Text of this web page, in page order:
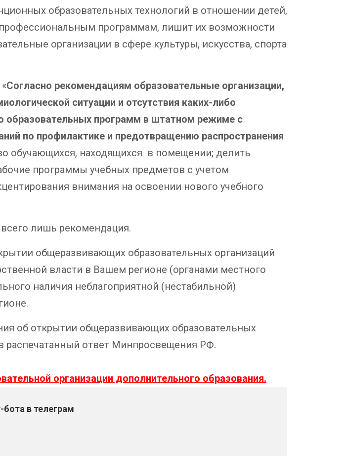
образовательных технологий в отношении детей,
программам, лишит их возможности
организации в сфере культуры, искусства, спорта
«Согласно рекомендациям образовательные организации,
ситуации и отсутствия каких-либо
образовательных программ в штатном режиме с
по профилактике и предотвращению распространения
обучающихся, находящихся в помещении; делить
программы учебных предметов с учетом
внимания на освоении нового учебного
лишь рекомендация.
общеразвивающих образовательных организаций
власти в Вашем регионе (органами местного
наличия неблагоприятной (нестабильной)
об открытии общеразвивающих образовательных
распечатанный ответ Минпросвещения РФ.
организации дополнительного образования.
в телеграм